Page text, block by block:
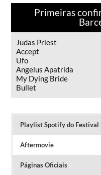
Primeiras
Judas Priest
Accept
Ufo
Angelus Apatrida
My Dying Bride
Bullet
Playlist Spotify do
Aftermovie
Páginas Oficiais